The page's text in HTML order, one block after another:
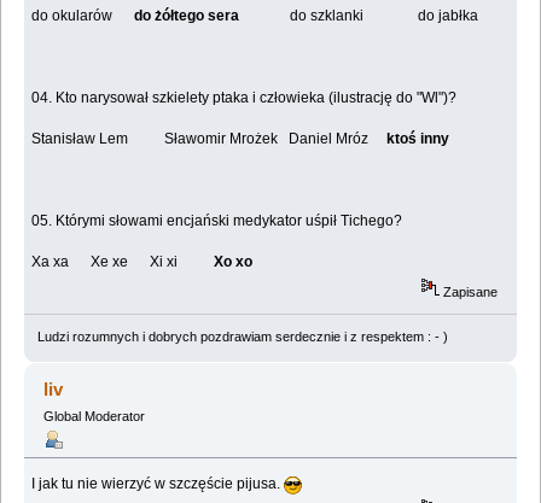
do okularówdo żółtego sera do szklanki do jabłka
04. Kto narysował szkielety ptaka i człowieka (ilustrację do "Wl")?
Stanisław Lem Sławomir Mrożek Daniel Mróz ktoś inny
05. Którymi słowami encjański medykator uśpił Tichego?
Xa xa Xe xe Xi xiXo xo
Zapisane
Ludzi rozumnych i dobrych pozdrawiam serdecznie i z respektem : - )
liv
Global Moderator
I jak tu nie wierzyć w szczęście pijusa.